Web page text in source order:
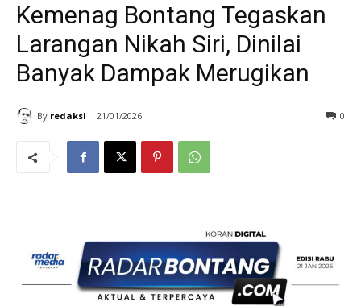
Kemenag Bontang Tegaskan
Larangan Nikah Siri, Dinilai
Banyak Dampak Merugikan
By redaksi 21/01/2026 0